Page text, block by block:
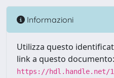
Informazioni
Utilizza questo
link a questo documento:
https://hdl.handle.net/